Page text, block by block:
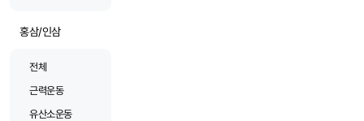
홍삼/인삼
전체
근력운동
유산소운동